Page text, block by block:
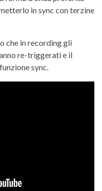
in sync con terzine
che in recording gli
re-triggerati e il
sync.